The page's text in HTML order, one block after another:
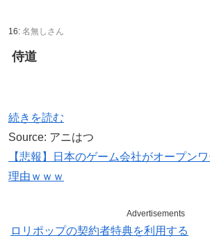
16: 名無しさん
侍道
続きを読む
Source: アニはつ
【悲報】日本のゲーム会社がオープン
理由ｗｗｗ
Advertisements
ロリポップの契約者特典を利用する